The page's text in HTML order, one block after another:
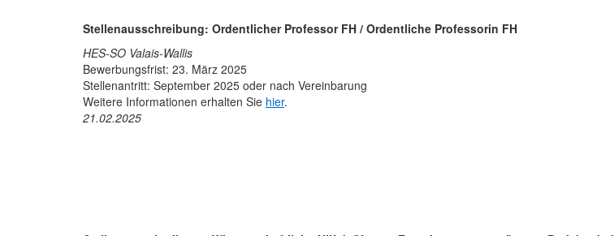
Stellenausschreibung: Ordentlicher Professor FH / Ordentliche Professorin FH
HES-SO Valais-Wallis
Bewerbungsfrist: 23. März 2025
Stellenantritt: September 2025 oder nach Vereinbarung
Weitere Informationen erhalten Sie hier.
21.02.2025